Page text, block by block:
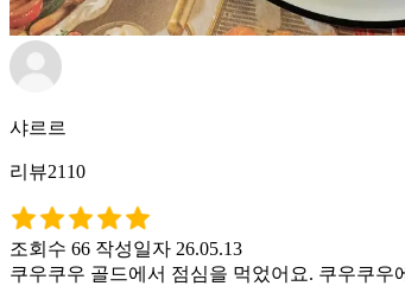
샤르르
리뷰2110
조회수 66 작성일자 26.05.13
쿠우쿠우 골드에서 점심을 먹었어요. 쿠우쿠